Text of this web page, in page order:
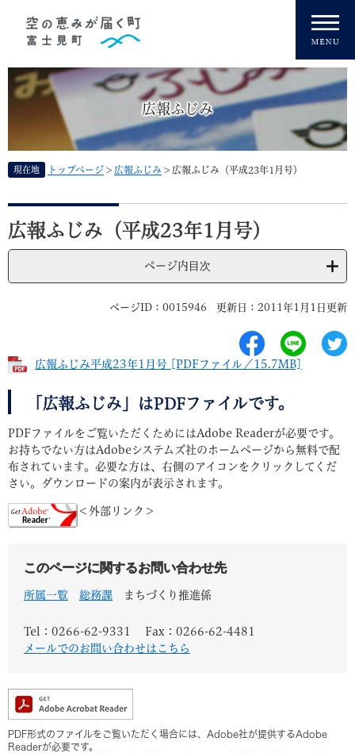
広報ふじみ
現在地 トップページ > 広報ふじみ > 広報ふじみ（平成23年1月号）
本
文
広報ふじみ（平成23年1月号）
ページ内目次
ページID：0015946 更新日：2011年1月1日更新
広報ふじみ平成23年1月号 [PDFファイル／15.7MB]
「広報ふじみ」はPDFファイルです。
PDFファイルをご覧いただくためにはAdobe Readerが必要です。
お持ちでない方はAdobeシステムズ社のホームページから無料で配
布されています。必要な方は、右側のアイコンをクリックしてくだ
さい。ダウンロードの案内が表示されます。
＜外部リンク＞
このページに関するお問い合わせ先
所属一覧 総務課 まちづくり推進係
Tel：0266-62-9331
Fax：0266-62-4481
メールでのお問い合わせはこちら
PDF形式のファイルをご覧いただく場合には、Adobe社が提供するAdobe
Readerが必要です。